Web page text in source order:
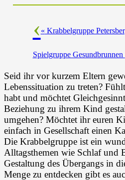
« Krabbelgruppe
Spielgruppe Gesundbrunnen
Seid ihr vor kurzem Eltern
Lebenssituation zu treten?
habt und möchtet
Beziehung zu ihrem Kind
umgehen? Möchtet ihr euren
einfach in Gesellschaft einen
Die Krabbelgruppe ist ein
Alltagsthemen wie Schlaf und
Gestaltung des Übergangs in
Menge zu entdecken gibt es